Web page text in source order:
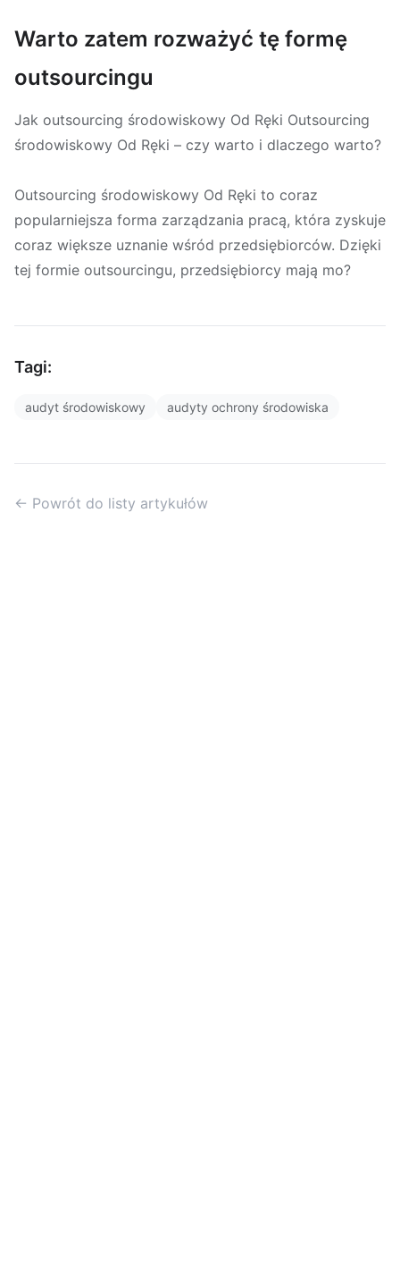
Warto zatem rozważyć tę formę
outsourcingu
Jak outsourcing środowiskowy Od Ręki Outsourcing
środowiskowy Od Ręki – czy warto i dlaczego warto?
Outsourcing środowiskowy Od Ręki to coraz
popularniejsza forma zarządzania pracą, która zyskuje
coraz większe uznanie wśród przedsiębiorców. Dzięki
tej formie outsourcingu, przedsiębiorcy mają mo?
Tagi:
audyt środowiskowy audyty ochrony środowiska
← Powrót do listy artykułów